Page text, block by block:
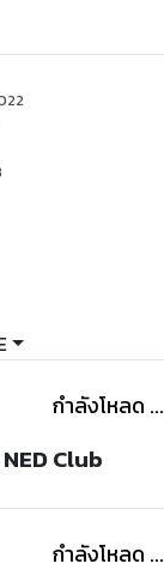
กำลังโหลด ...
Club
กำลังโหลด ...